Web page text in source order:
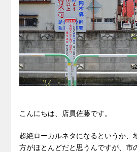
こんにちは、店員佐藤です。
超絶ローカルネタになるというか、
方がほとんどだと思うんですが、市